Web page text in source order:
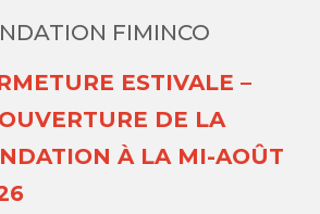
FIMINCO
ESTIVALE –
DE LA
À LA MI-AOÛT